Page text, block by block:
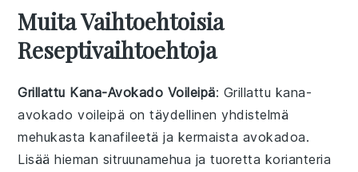
Muita Vaihtoehtoisia
Reseptivaihtoehtoja
Grillattu Kana-Avokado Voileipä: Grillattu kana-
avokado voileipä on täydellinen yhdistelmä
mehukastakanafileetä ja kermaista avokadoa.
Lisää hieman sitruunamehua jatuoretta korianteria